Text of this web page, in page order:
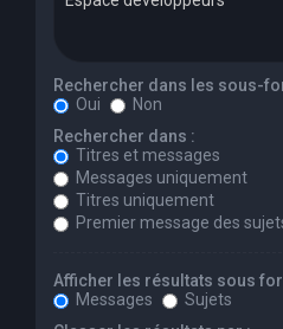
Rechercher dans les sous-
Oui
Non
Rechercher dans :
Titres et messages
Messages uniquement
Titres uniquement
Premier message des
Afficher les résultats sous
Messages
Sujets